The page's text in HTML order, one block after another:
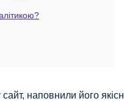
сайт, наповнили його